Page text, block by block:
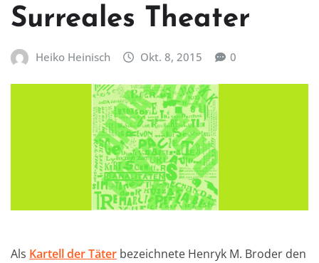
Surreales Theater
Heiko Heinisch Okt. 8, 2015 0
Als Kartell der Täter bezeichnete Henryk M. Broder den